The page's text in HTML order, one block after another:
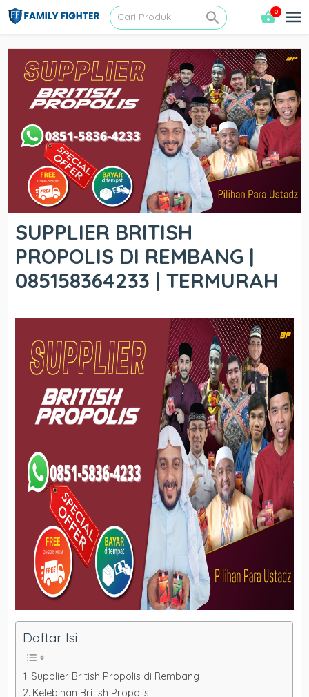
0
SUPPLIER BRITISH
PROPOLIS DI REMBANG |
085158364233 | TERMURAH
Daftar Isi
Supplier British Propolis di Rembang
Kelebihan British Propolis